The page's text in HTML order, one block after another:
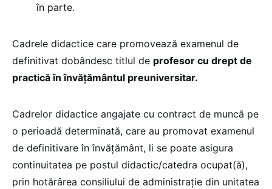
în parte.
Cadrele didactice care promovează examenul de
definitivat dobândesc titlul de profesor cu drept de
practică în învăţământul preuniversitar.
Cadrelor didactice angajate cu contract de muncă pe
o perioadă determinată, care au promovat examenul
de definitivare în învăţământ, li se poate asigura
continuitatea pe postul didactic/catedra ocupat(ă),
prin hotărârea consiliului de administraţie din unitatea